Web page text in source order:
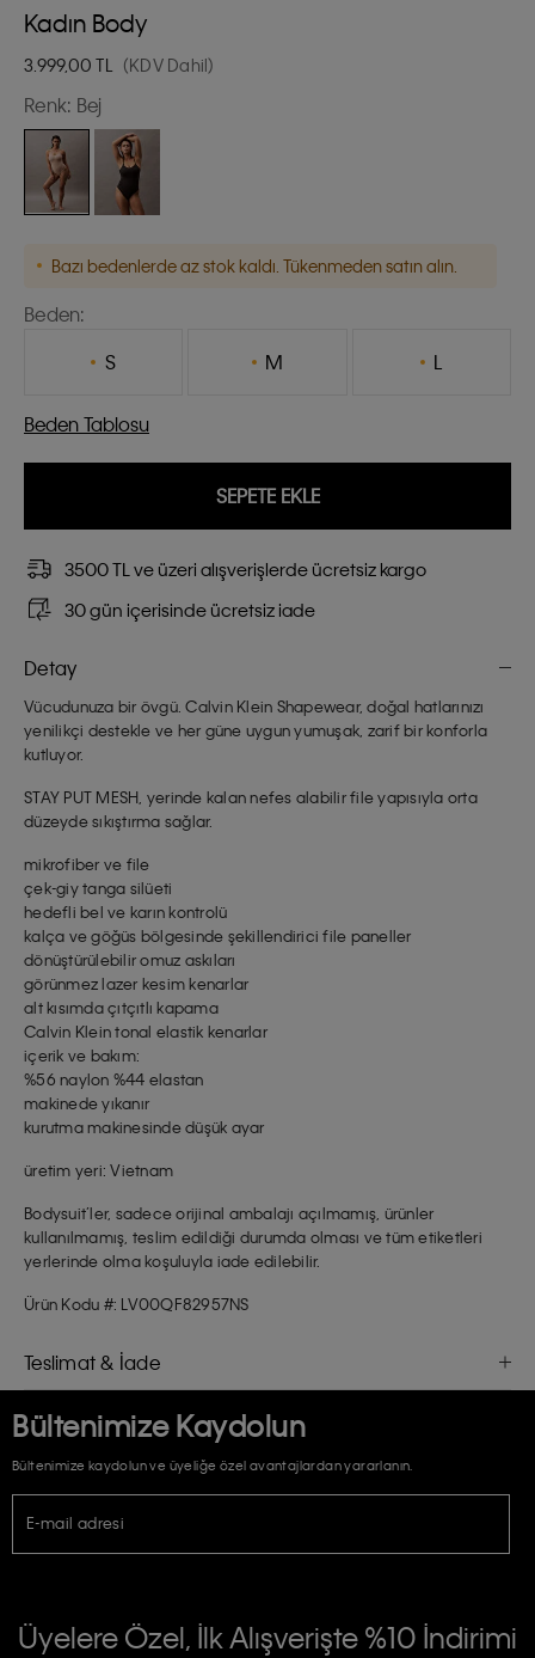
Kadın Body
3.999,00 TL (KDV Dahil)
Renk: Bej
Bazı bedenlerde az stok kaldı. Tükenmeden satın alın.
Beden:
S
M L
Beden Tablosu
SEPETE EKLE
3500 TL ve üzeri alışverişlerde ücretsiz kargo
30 gün içerisinde ücretsiz iade
Detay
Vücudunuza bir övgü. Calvin Klein Shapewear, doğal hatlarınızı
yenilikçi destekle ve her güne uygun yumuşak, zarif bir konforla
kutluyor.
STAY PUT MESH, yerinde kalan nefes alabilir file yapısıyla orta
düzeyde sıkıştırma sağlar.
mikrofiber ve file
çek-giy tanga silüeti
hedefli bel ve karın kontrolü
kalça ve göğüs bölgesinde şekillendirici file paneller
dönüştürülebilir omuz askıları
görünmez lazer kesim kenarlar
alt kısımda çıtçıtlı kapama
Calvin Klein tonal elastik kenarlar
içerik ve bakım:
%56 naylon %44 elastan
makinede yıkanır
kurutma makinesinde düşük ayar
üretim yeri: Vietnam
Bodysuit’ler, sadece orijinal ambalajı açılmamış, ürünler
kullanılmamış, teslim edildiği durumda olması ve tüm etiketleri
yerlerinde olma koşuluyla iade edilebilir.
Ürün Kodu #: LV00QF82957NS
Teslimat & İade
Bültenimize Kaydolun
Bültenimize kaydolun ve üyeliğe özel avantajlardan yararlanın.
E-mail adresi
E-Bülten
İŞLENMESİ HAKKINDA AÇIK RIZA VE ONAY METNİ
Üyelere Özel, İlk Alışverişte %10 İndirimi